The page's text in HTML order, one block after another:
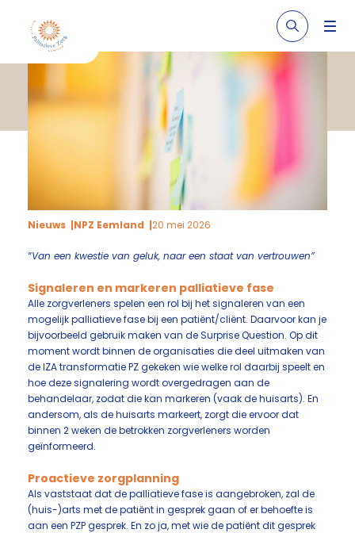
Nieuws NPZ Eemland 20 mei 2026
“Van een kwestie van geluk, naar een staat van vertrouwen”
Signaleren en markeren palliatieve fase
Alle zorgverleners spelen een rol bij het signaleren van een
mogelijk palliatieve fase bij een patiënt/cliënt. Daarvoor kan je
bijvoorbeeld gebruik maken van de Surprise Question. Op dit
moment wordt binnen de organisaties die deel uitmaken van
de IZA transformatie PZ gekeken wie welke rol daarbij speelt en
hoe deze signalering wordt overgedragen aan de
behandelaar, zodat die kan markeren (vaak de huisarts). En
andersom, als de huisarts markeert, zorgt die ervoor dat
binnen 2 weken de betrokken zorgverleners worden
geïnformeerd.
Proactieve zorgplanning
Als vaststaat dat de palliatieve fase is aangebroken, zal de
(huis-)arts met de patiënt in gesprek gaan of er behoefte is
aan een PZP gesprek. En zo ja, met wie de patiënt dit gesprek